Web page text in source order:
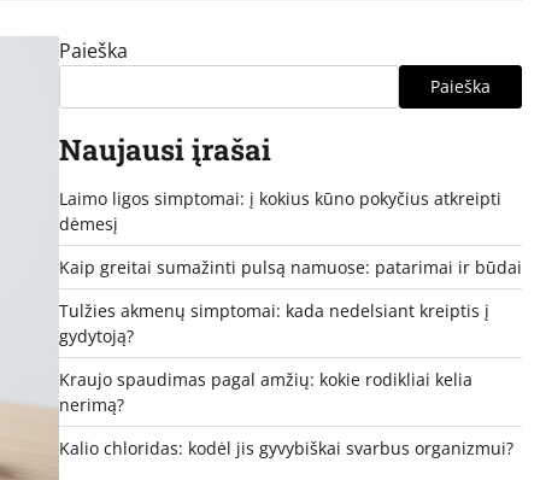
Paieška
Paieška
Naujausi įrašai
Laimo ligos simptomai: į kokius kūno pokyčius atkreipti
dėmesį
Kaip greitai sumažinti pulsą namuose: patarimai ir būdai
Tulžies akmenų simptomai: kada nedelsiant kreiptis į
gydytoją?
Kraujo spaudimas pagal amžių: kokie rodikliai kelia
nerimą?
Kalio chloridas: kodėl jis gyvybiškai svarbus organizmui?